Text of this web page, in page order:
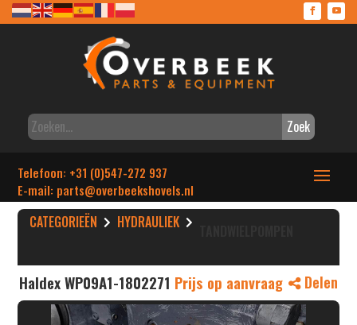
Zoek
Telefoon: +31 (0)547-272 937
E-mail: parts@overbeekshovels.nl
CATEGORIEËN HYDRAULIEK
Haldex WP09A1-1802271 Prijs op aanvraag Delen